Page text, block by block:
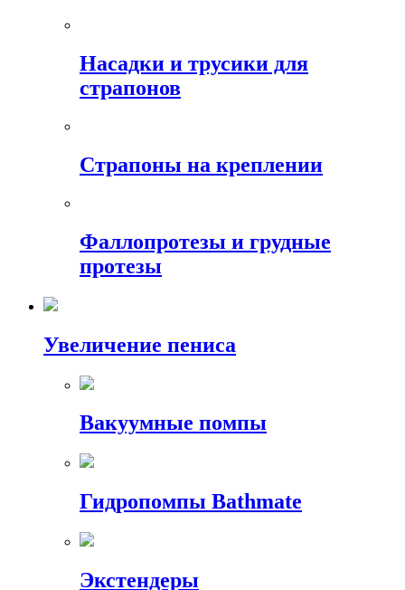
Насадки и трусики для
страпонов
Страпоны на креплении
Фаллопротезы и грудные
протезы
Увеличение пениса
Вакуумные помпы
Гидропомпы Bathmate
Экстендеры